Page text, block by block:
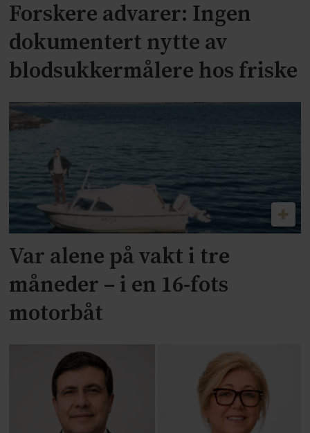
Forskere advarer: Ingen
dokumentert nytte av
blodsukkermålere hos friske
Var alene på vakt i tre
måneder – i en 16-fots
motorbåt